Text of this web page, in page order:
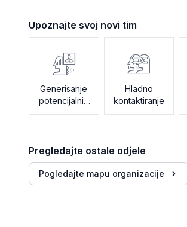
Upoznajte svoj novi tim
Generisanje
potencijalnih
klijenata
Hladno
kontaktiranje
Pregledajte ostale odjele
Pogledajte mapu organizacije